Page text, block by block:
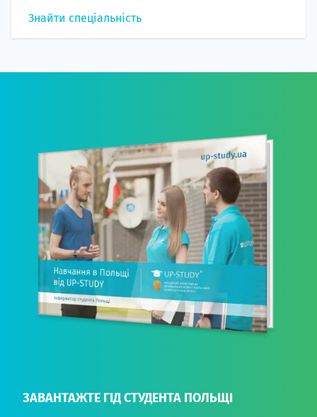
Знайти спеціальність
ЗАВАНТАЖТЕ ГІД СТУДЕНТА ПОЛЬЩІ